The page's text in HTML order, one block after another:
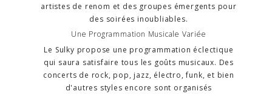
artistes de renom et des groupes émergents pour
des soirées inoubliables.
Une Programmation Musicale Variée
Le Sulky propose une programmation éclectique
qui saura satisfaire tous les goûts musicaux. Des
concerts de rock, pop, jazz, électro, funk, et bien
d'autres styles encore sont organisés